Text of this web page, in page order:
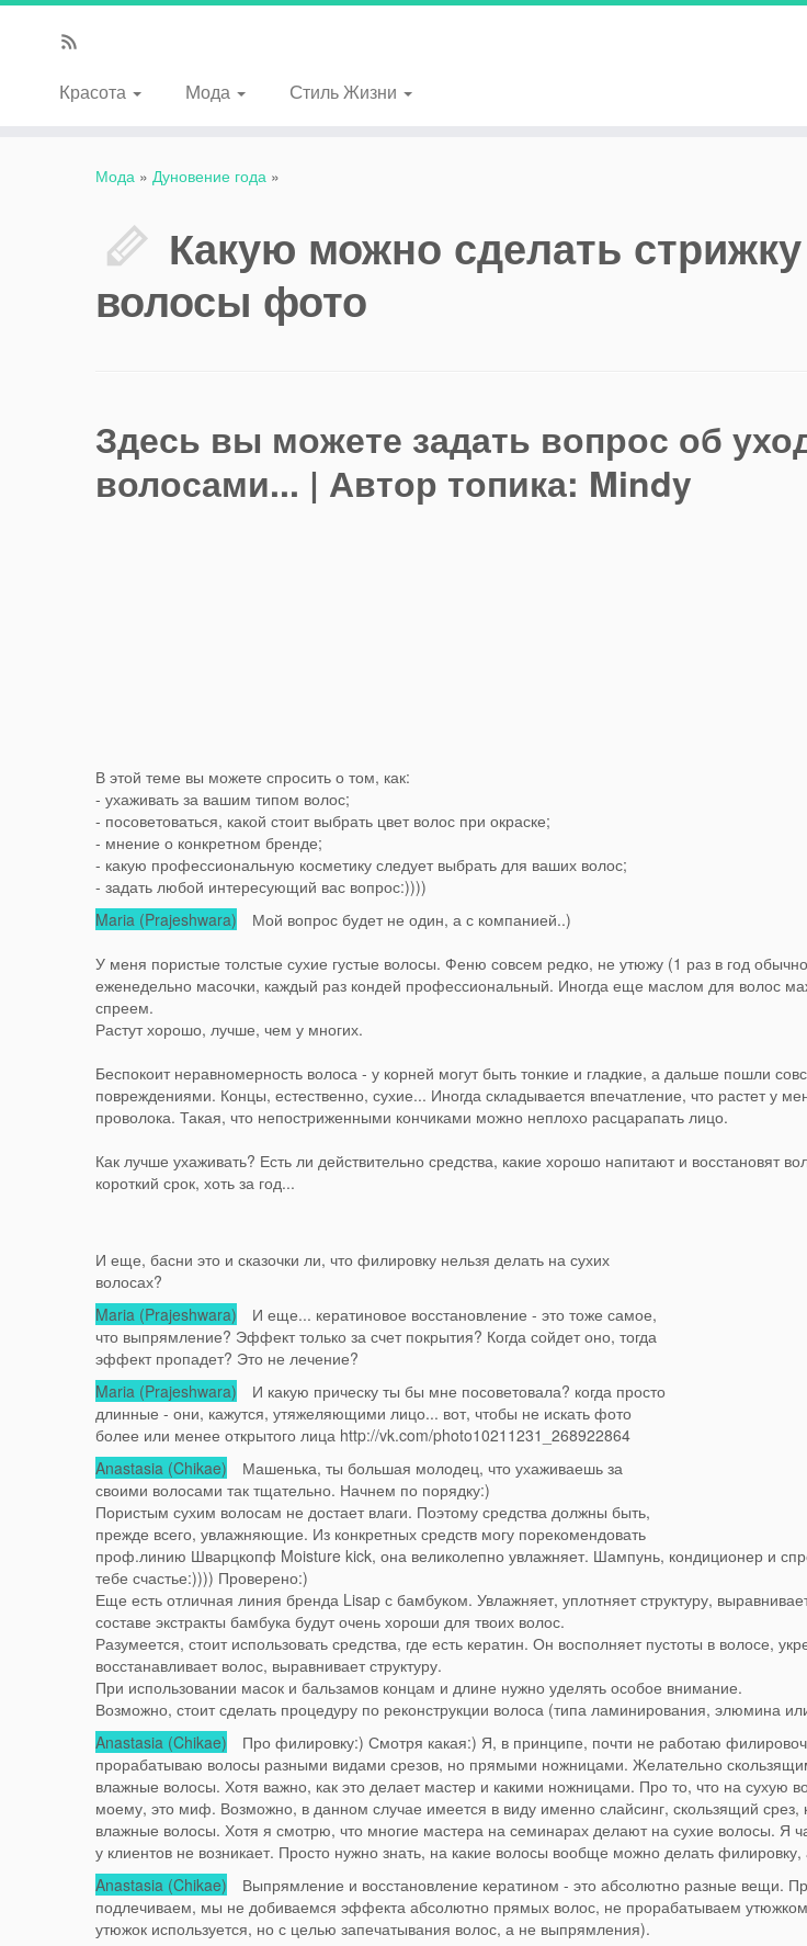
Красота Мода Стиль Жизни
Мода » Дуновение года »
Какую можно сделать
волосы фото
Здесь вы можете задать вопрос об
волосами... | Автор топика: Mindy
В этой теме вы можете спросить о том, как:
- ухаживать за вашим типом волос;
- посоветоваться, какой стоит выбрать цвет волос при окраске;
- мнение о конкретном бренде;
- какую профессиональную косметику следует выбрать для ваших волос;
- задать любой интересующий вас вопрос:))))
Maria (Prajeshwara) Мой вопрос будет не один, а с компанией..)
У меня пористые толстые сухие густые волосы. Феню совсем редко, не утюжу (1 раз в год
еженедельно масочки, каждый раз кондей профессиональный. Иногда еще маслом для волос
спреем.
Растут хорошо, лучше, чем у многих.
Беспокоит неравномерность волоса - у корней могут быть тонкие и гладкие, а дальше пошли
повреждениями. Концы, естественно, сухие... Иногда складывается впечатление, что растет у
проволока. Такая, что непостриженными кончиками можно неплохо расцарапать лицо.
Как лучше ухаживать? Есть ли действительно средства, какие хорошо напитают и восстановят
короткий срок, хоть за год...
И еще, басни это и сказочки ли, что филировку нельзя делать на сухих
волосах?
Maria (Prajeshwara) И еще... кератиновое восстановление - это тоже самое,
что выпрямление? Эффект только за счет покрытия? Когда сойдет оно, тогда
эффект пропадет? Это не лечение?
Maria (Prajeshwara) И какую прическу ты бы мне посоветовала? когда просто
длинные - они, кажутся, утяжеляющими лицо... вот, чтобы не искать фото
более или менее открытого лица http://vk.com/photo10211231_268922864
Anastasia (Chikae) Машенька, ты большая молодец, что ухаживаешь за
своими волосами так тщательно. Начнем по порядку:)
Пористым сухим волосам не достает влаги. Поэтому средства должны быть,
прежде всего, увлажняющие. Из конкретных средств могу порекомендовать
проф.линию Шварцкопф Moisture kick, она великолепно увлажняет. Шампунь, кондиционер и
тебе счастье:)))) Проверено:)
Еще есть отличная линия бренда Lisap с бамбуком. Увлажняет, уплотняет структуру,
составе экстракты бамбука будут очень хороши для твоих волос.
Разумеется, стоит использовать средства, где есть кератин. Он восполняет пустоты в волосе,
восстанавливает волос, выравнивает структуру.
При использовании масок и бальзамов концам и длине нужно уделять особое внимание.
Возможно, стоит сделать процедуру по реконструкции волоса (типа ламинирования, элюмина
Anastasia (Chikae) Про филировку:) Смотря какая:) Я, в принципе, почти не работаю
прорабатываю волосы разными видами срезов, но прямыми ножницами. Желательно
влажные волосы. Хотя важно, как это делает мастер и какими ножницами. Про то, что на сухую
моему, это миф. Возможно, в данном случае имеется в виду именно слайсинг, скользящий срез,
влажные волосы. Хотя я смотрю, что многие мастера на семинарах делают на сухие волосы. Я
у клиентов не возникает. Просто нужно знать, на какие волосы вообще можно делать филировку,
Anastasia (Chikae) Выпрямление и восстановление кератином - это абсолютно разные вещи.
подлечиваем, мы не добиваемся эффекта абсолютно прямых волос, не прорабатываем
утюжок используется, но с целью запечатывания волос, а не выпрямления).